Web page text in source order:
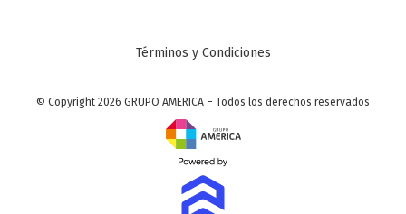
Términos y Condiciones
© Copyright 2026 GRUPO AMERICA – Todos los derechos reservados